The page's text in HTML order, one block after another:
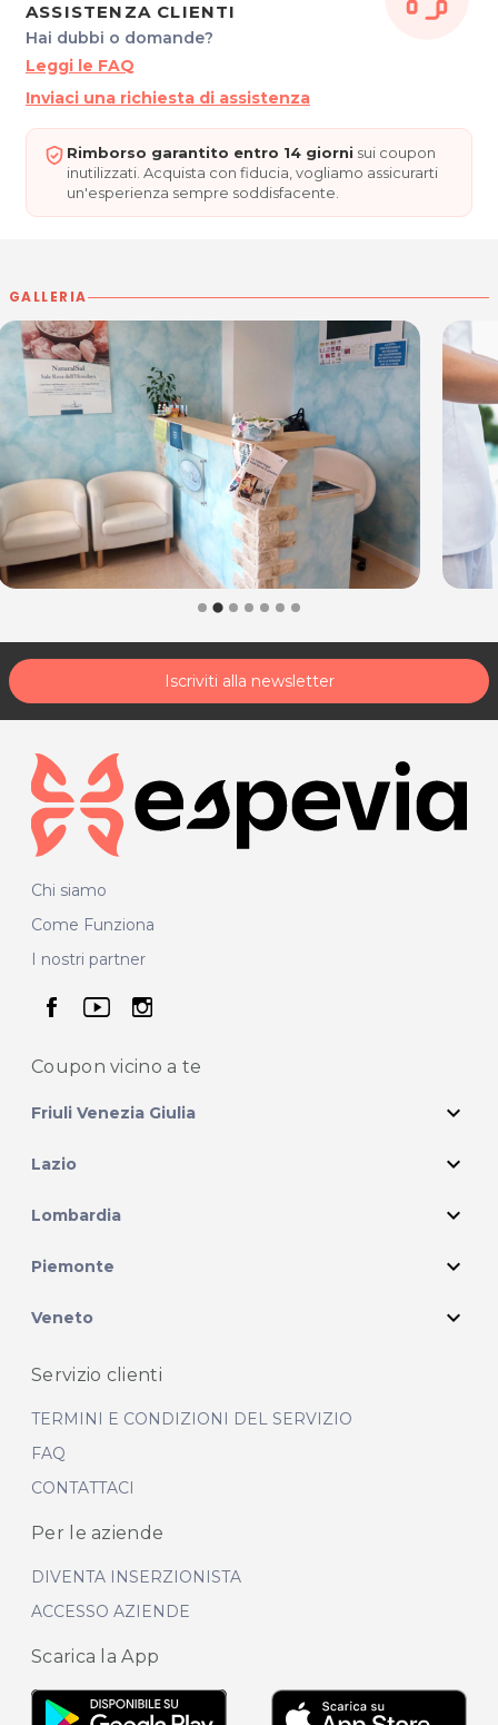
Per ulteriori informazioni sull'offerta o sulle modalità di acquisto
ASSISTENZA CLIENTI
Hai dubbi o domande?
Leggi le FAQ
Inviaci una richiesta di assistenza
Rimborso garantito entro 14 giorni sui coupon
inutilizzati. Acquista con fiducia, vogliamo assicurarti
un'esperienza sempre soddisfacente.
GALLERIA
Iscriviti alla newsletter
Chi siamo
Come Funziona
I nostri partner
seguici su facebook
seguici su youtube
seguici su instagram
Coupon vicino a te
Friuli Venezia Giulia expand_more
Lazio expand_more
Lombardia expand_more
Piemonte expand_more
Veneto expand_more
Servizio clienti
TERMINI E CONDIZIONI DEL SERVIZIO
FAQ
CONTATTACI
Per le aziende
DIVENTA INSERZIONISTA
ACCESSO AZIENDE
Scarica la App